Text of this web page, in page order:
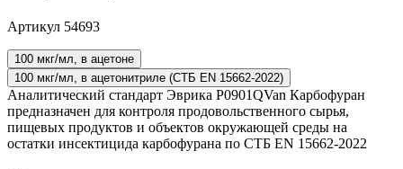
Артикул 54693
100 мкг/мл, в ацетоне
100 мкг/мл, в ацетонитриле (СТБ EN 15662-2022)
Аналитический стандарт Эврика P0901QVan Карбофуран
предназначен для контроля продовольственного сырья,
пищевых продуктов и объектов окружающей среды на
остатки инсектицида карбофурана по СТБ EN 15662-2022